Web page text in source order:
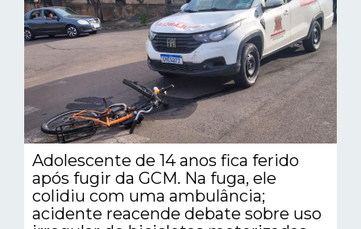
Adolescente de 14 anos fica ferido
após fugir da GCM. Na fuga, ele
colidiu com uma ambulância;
acidente reacende debate sobre uso